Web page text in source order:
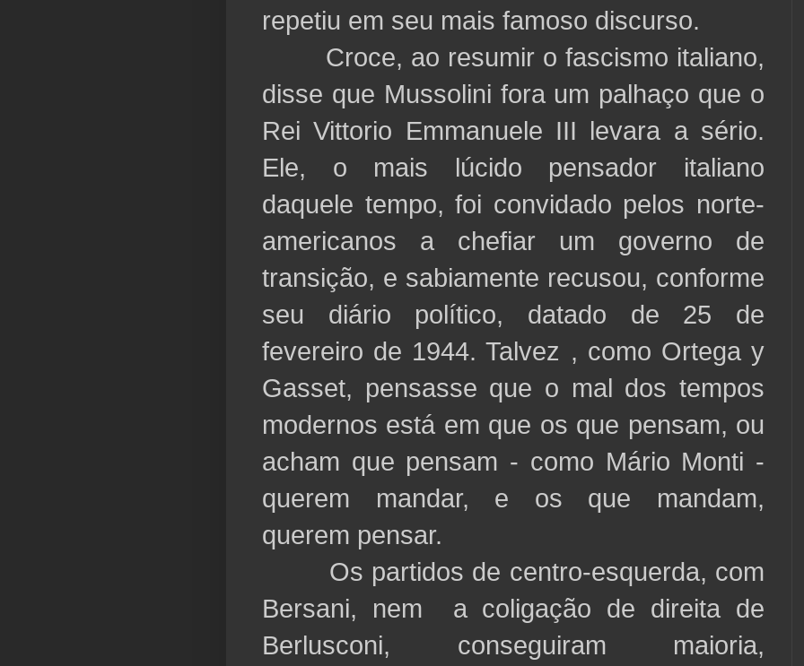
repetiu em seu mais famoso discurso.
Croce, ao resumir o fascismo italiano,
disse que Mussolini fora um palhaço que o
Rei Vittorio Emmanuele III levara a sério.
Ele, o mais lúcido pensador italiano
daquele tempo, foi convidado pelos norte-
americanos a chefiar um governo de
transição, e sabiamente recusou, conforme
seu diário político, datado de 25 de
fevereiro de 1944. Talvez , como Ortega y
Gasset, pensasse que o mal dos tempos
modernos está em que os que pensam, ou
acham que pensam - como Mário Monti -
querem mandar, e os que mandam,
querem pensar.
Os partidos de centro-esquerda, com
Bersani, nem a coligação de direita de
Berlusconi, conseguiram maioria,